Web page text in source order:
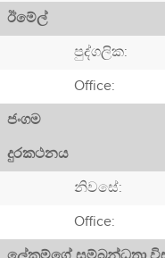
ඊමේල්
පුද්ගලික:
Office:
ජංගම
දුරකථනය
නිවසේ:
Office: